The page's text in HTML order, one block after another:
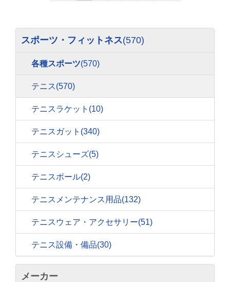
スポーツ・フィットネス(570)
各種スポーツ(570)
テニス(570)
テニスラケット (10)
テニスガット (340)
テニスシューズ(5)
テニスボール(2)
テニスメンテナンス用品(132)
テニスウェア・アクセサリー(51)
テニス設備・備品(30)
メーカー